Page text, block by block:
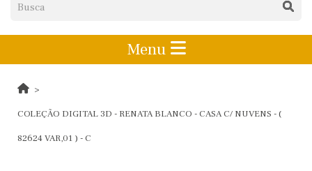
Menu
COLEÇÃO DIGITAL 3D - RENATA BLANCO - CASA C/ NUVENS - (
82624 VAR,01 ) - C